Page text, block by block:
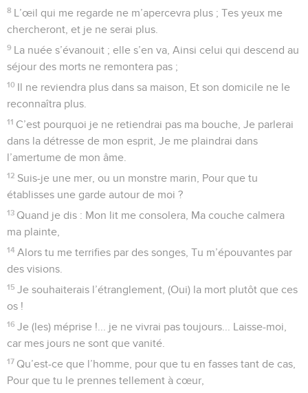
8 L’œil qui me regarde ne m’apercevra plus ; Tes yeux me
chercheront, et je ne serai plus.
9 La nuée s’évanouit ; elle s’en va, Ainsi celui qui descend au
séjour des morts ne remontera pas ;
10 Il ne reviendra plus dans sa maison, Et son domicile ne le
reconnaîtra plus.
11 C’est pourquoi je ne retiendrai pas ma bouche, Je parlerai
dans la détresse de mon esprit, Je me plaindrai dans
l’amertume de mon âme.
12 Suis-je une mer, ou un monstre marin, Pour que tu
établisses une garde autour de moi ?
13 Quand je dis : Mon lit me consolera, Ma couche calmera
ma plainte,
14 Alors tu me terrifies par des songes, Tu m’épouvantes par
des visions.
15 Je souhaiterais l’étranglement, (Oui) la mort plutôt que ces
os !
16 Je (les) méprise !... je ne vivrai pas toujours... Laisse-moi,
car mes jours ne sont que vanité.
17 Qu’est-ce que l’homme, pour que tu en fasses tant de cas,
Pour que tu le prennes tellement à cœur,